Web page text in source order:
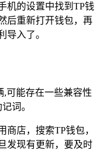
机的设置中找到TP钱
后重新打开钱包，再
导入了。
,可能存在一些兼容性
词。
商店，搜索TP钱包，
发现有更新，要及时